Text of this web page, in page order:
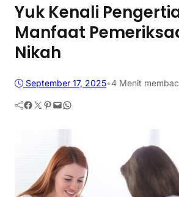
Yuk Kenali
Manfaat
Nikah
September 17, 2025•4 Menit
Facebook Twitter Pinterest Mail WhatsApp